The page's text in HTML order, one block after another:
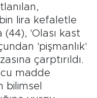
lira kefaletle
'Olası kast
'pişmanlık'
çarptırıldı.
madde
bilimsel